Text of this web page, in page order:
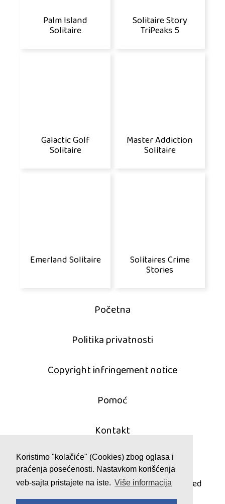
Koristimo "kolačiće" (Cookies) zbog oglasa i
praćenja posećenosti. Nastavkom korišćenja
veb-sajta pristajete na iste. Više informacija
Palm Island
Solitaire
Solitaire Story
TriPeaks 5
Galactic Golf
Solitaire
Master Addiction
Solitaire
Emerland Solitaire Solitaires Crime
Stories
Početna
Politika privatnosti
Copyright infringement notice
Pomoć
Kontakt
© 2011 - 2026 pasijans.com
All games are copyrighted and/or trademarked